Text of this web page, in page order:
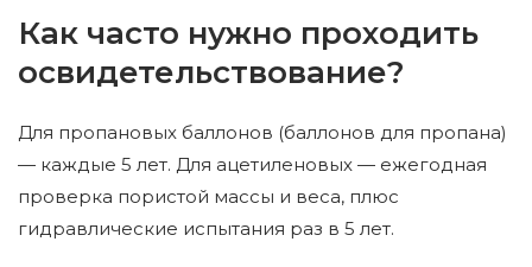
Как часто нужно проходить
освидетельствование?
Для пропановых баллонов (баллонов для пропана)
— каждые 5 лет. Для ацетиленовых — ежегодная
проверка пористой массы и веса, плюс
гидравлические испытания раз в 5 лет.